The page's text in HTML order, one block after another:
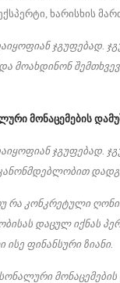
ხარისხის
ჯგუფებად.
მოახდინონ
მონაცემების
ჯგუფებად.
რა კონკრეტული
დაცულ იქნას
ფინანსური ზიანი.
მონაცემების